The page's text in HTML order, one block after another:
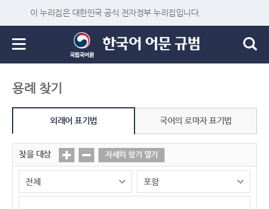
이 누리집은 대한민국 공식 전자정부 누리집입니다.
용례 찾기
외래어 표기법 국어의 로마자 표기법
찾을 대상 자세히 찾기 열기